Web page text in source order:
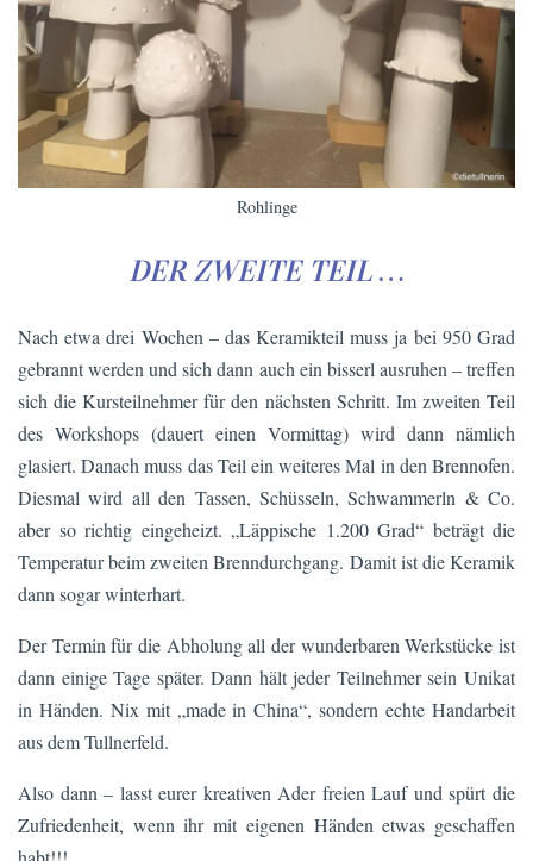
Rohlinge
DER ZWEITE TEIL …
Nach etwa drei Wochen – das Keramikteil muss ja bei 950 Grad
gebrannt werden und sich dann auch ein bisserl ausruhen – treffen
sich die Kursteilnehmer für den nächsten Schritt. Im zweiten Teil
des Workshops (dauert einen Vormittag) wird dann nämlich
glasiert. Danach muss das Teil ein weiteres Mal in den Brennofen.
Diesmal wird all den Tassen, Schüsseln, Schwammerln & Co.
aber so richtig eingeheizt. „Läppische 1.200 Grad“ beträgt die
Temperatur beim zweiten Brenndurchgang. Damit ist die Keramik
dann sogar winterhart.
Der Termin für die Abholung all der wunderbaren Werkstücke ist
dann einige Tage später. Dann hält jeder Teilnehmer sein Unikat
in Händen. Nix mit „made in China“, sondern echte Handarbeit
aus dem Tullnerfeld.
Also dann – lasst eurer kreativen Ader freien Lauf und spürt die
Zufriedenheit, wenn ihr mit eigenen Händen etwas geschaffen